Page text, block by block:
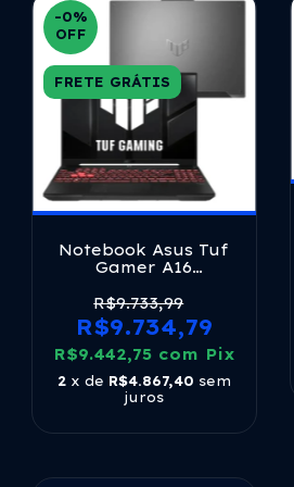
-0%
OFF
FRETE GRÁTIS
Notebook Asus Tuf
Gamer A16
4050 Amd Ryzen 7
8gb Ram 512gb Ssd
Linux 16 Lcd Led Ips
Fhd 144hz Rl035
Mecha Gray
R$9.733,99
R$9.734,79
R$9.442,75 com Pix
2 x de R$4.867,40 sem
juros